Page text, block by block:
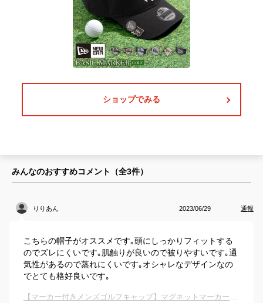
ショップでみる
みんなのおすすめコメント（全3件）
りりあん 2023/06/29 通報
こちらの帽子がオススメです｡頭にしっかりフィットする
のでズレにくいです｡肌触りが良いので被りやすいです｡通
気性があるので蒸れにくいです｡オシャレなデザインなの
でとても格好良いです｡
【マーカー付きメンズゴルフキャップ】マグネットマーカー内蔵のおすすめは？